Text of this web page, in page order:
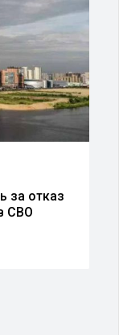
отказ
СВО